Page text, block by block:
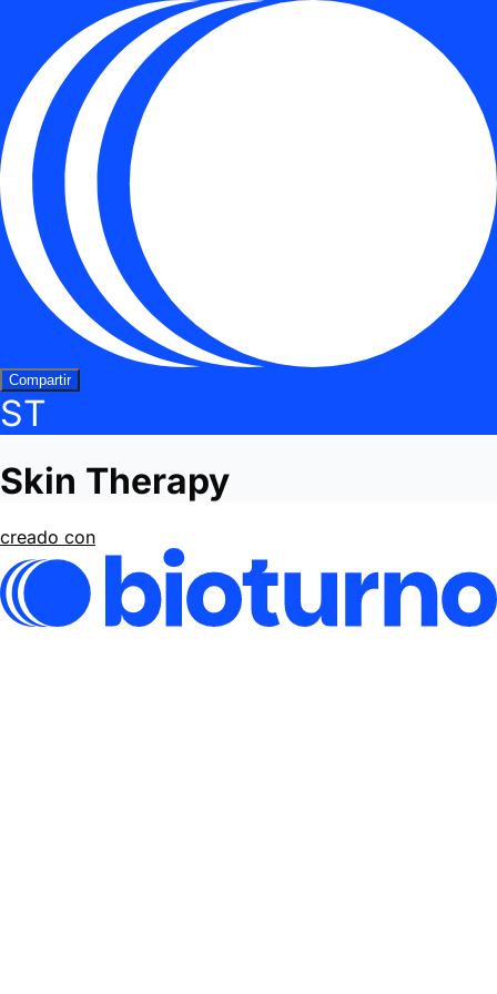
Compartir
ST
Skin Therapy
creado con